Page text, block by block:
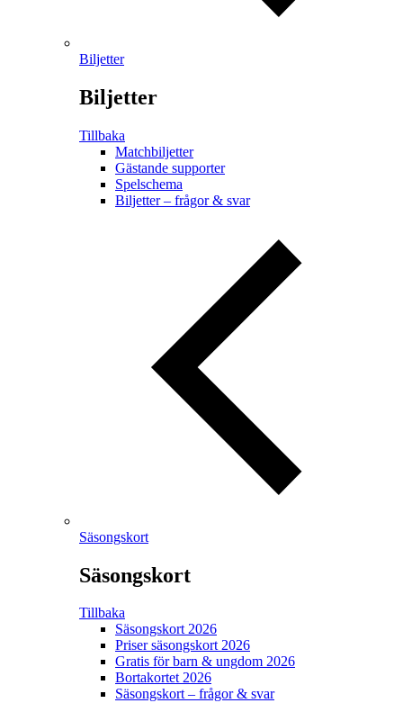
Biljetter
Biljetter
Tillbaka
Matchbiljetter
Gästande supporter
Spelschema
Biljetter – frågor & svar
Säsongskort
Säsongskort
Tillbaka
Säsongskort 2026
Priser säsongskort 2026
Gratis för barn & ungdom 2026
Bortakortet 2026
Säsongskort – frågor & svar